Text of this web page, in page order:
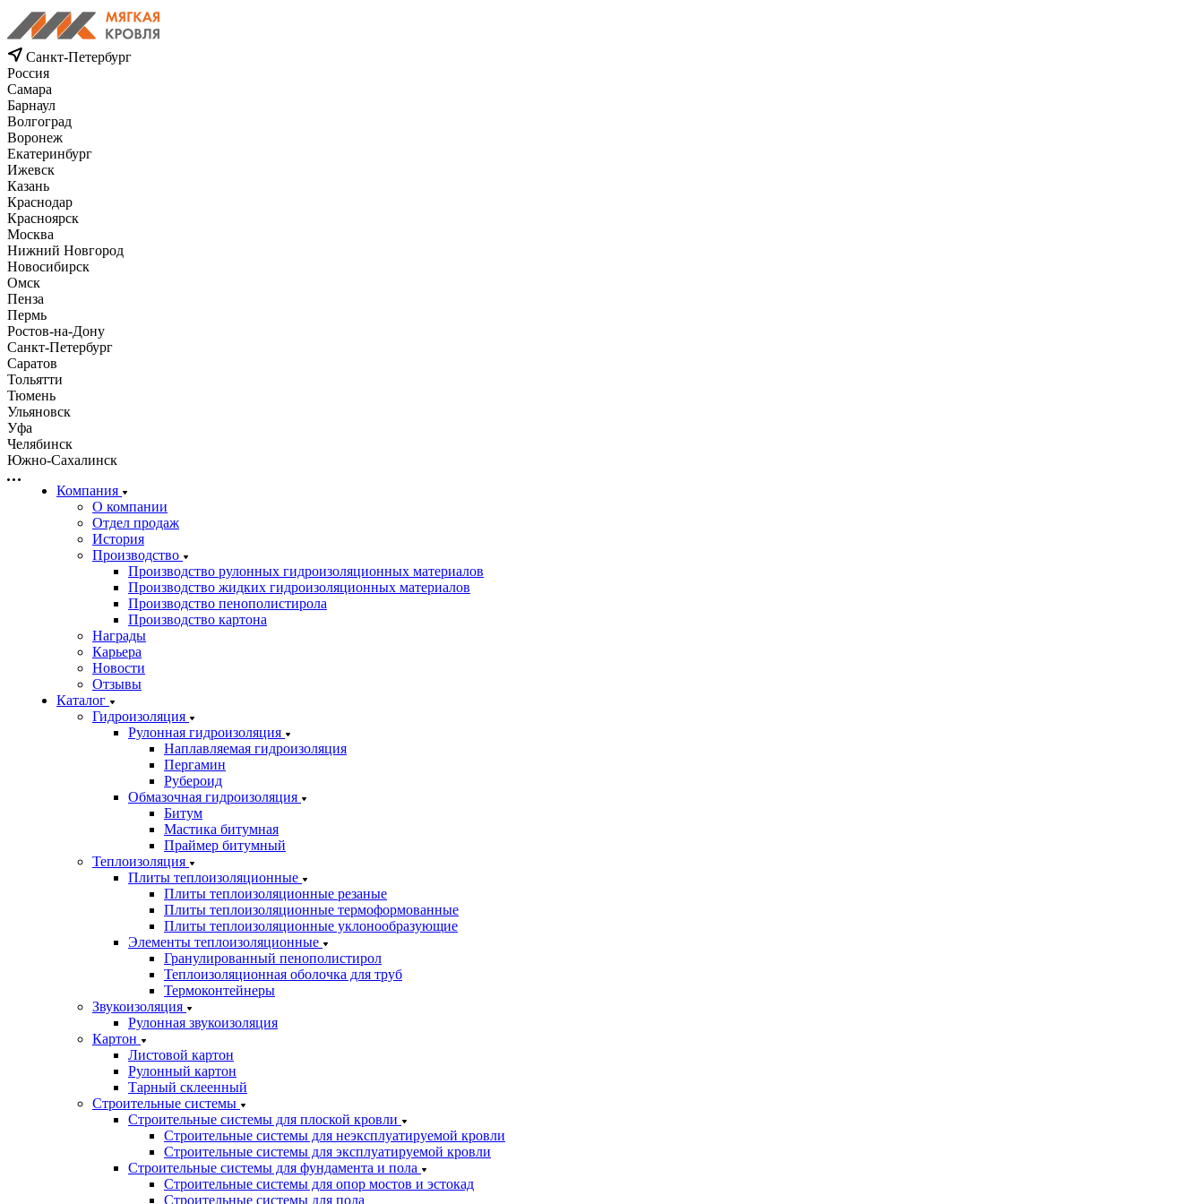
Санкт-Петербург
Россия
Самара
Барнаул
Волгоград
Воронеж
Екатеринбург
Ижевск
Казань
Краснодар
Красноярск
Москва
Нижний Новгород
Новосибирск
Омск
Пенза
Пермь
Ростов-на-Дону
Санкт-Петербург
Саратов
Тольятти
Тюмень
Ульяновск
Уфа
Челябинск
Южно-Сахалинск
Компания
О компании
Отдел продаж
История
Производство
Производство рулонных гидроизоляционных материалов
Производство жидких гидроизоляционных материалов
Производство пенополистирола
Производство картона
Награды
Карьера
Новости
Отзывы
Каталог
Гидроизоляция
Рулонная гидроизоляция
Наплавляемая гидроизоляция
Пергамин
Рубероид
Обмазочная гидроизоляция
Битум
Мастика битумная
Праймер битумный
Теплоизоляция
Плиты теплоизоляционные
Плиты теплоизоляционные резаные
Плиты теплоизоляционные термоформованные
Плиты теплоизоляционные уклонообразующие
Элементы теплоизоляционные
Гранулированный пенополистирол
Теплоизоляционная оболочка для труб
Термоконтейнеры
Звукоизоляция
Рулонная звукоизоляция
Картон
Листовой картон
Рулонный картон
Тарный склеенный
Строительные системы
Строительные системы для плоской кровли
Строительные системы для неэксплуатируемой кровли
Строительные системы для эксплуатируемой кровли
Строительные системы для фундамента и пола
Строительные системы для опор мостов и эстокад
Строительные системы для пола